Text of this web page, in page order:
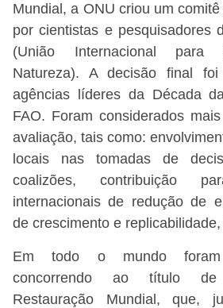
Mundial, a ONU criou um
por cientistas e pesquisadores
(União Internacional para
Natureza). A decisão final foi
agências líderes da Década
FAO. Foram considerados
avaliação, tais como:
locais nas tomadas de
coalizões, contribuição
internacionais de redução de
de crescimento e
Em todo o mundo foram
concorrendo ao título
Restauração Mundial, que,